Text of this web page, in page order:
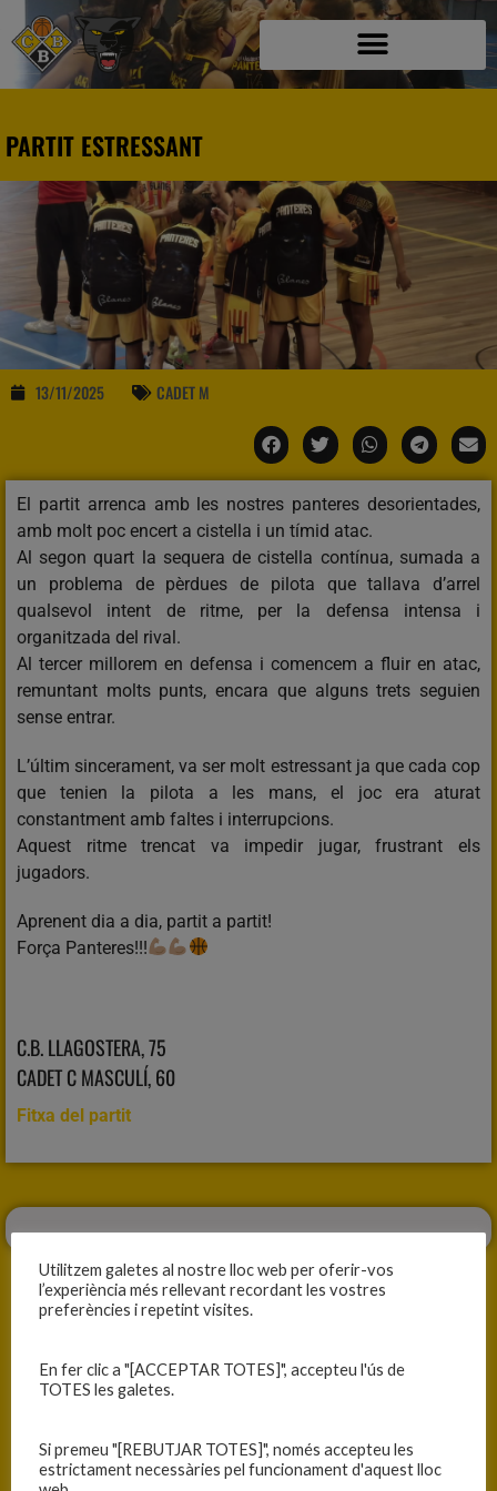
PARTIT ESTRESSANT
13/11/2025 CADET M
El partit arrenca amb les nostres panteres desorientades,
amb molt poc encert a cistella i un tímid atac.
Al segon quart la sequera de cistella contínua, sumada a
un problema de pèrdues de pilota que tallava d’arrel
qualsevol intent de ritme, per la defensa intensa i
organitzada del rival.
Al tercer millorem en defensa i comencem a fluir en atac,
remuntant molts punts, encara que alguns trets seguien
sense entrar.
L’últim sincerament, va ser molt estressant ja que cada cop
que tenien la pilota a les mans, el joc era aturat
constantment amb faltes i interrupcions.
Aquest ritme trencat va impedir jugar, frustrant els
jugadors.
Aprenent dia a dia, partit a partit!
Força Panteres!!!
C.B. LLAGOSTERA, 75
CADET C MASCULÍ, 60
Fitxa del partit
ANTERIOR
COMENCEM FASE AMB VICTÒRIA
SEGÜENT
Utilitzem galetes al nostre lloc web per oferir-vos
l’experiència més rellevant recordant les vostres
preferències i repetint visites.
En fer clic a "[ACCEPTAR TOTES]", accepteu l'ús de
TOTES les galetes.
Si premeu "[REBUTJAR TOTES]", només accepteu les
estrictament necessàries pel funcionament d'aquest lloc